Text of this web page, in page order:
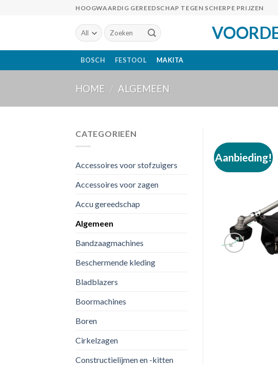
HOOGWAARDIG GEREEDSCHAP TEGEN SCHERPE PRIJZEN
Zoeken
naar:
BOSCH FESTOOL MAKITA
HOME / ALGEMEEN
CATEGORIEËN
Accessoires voor stofzuigers
Accessoires voor zagen
Accu gereedschap
Algemeen
Bandzaagmachines
Beschermende kleding
Bladblazers
Boormachines
Boren
Cirkelzagen
Constructielijmen en -kitten
Aanbieding!